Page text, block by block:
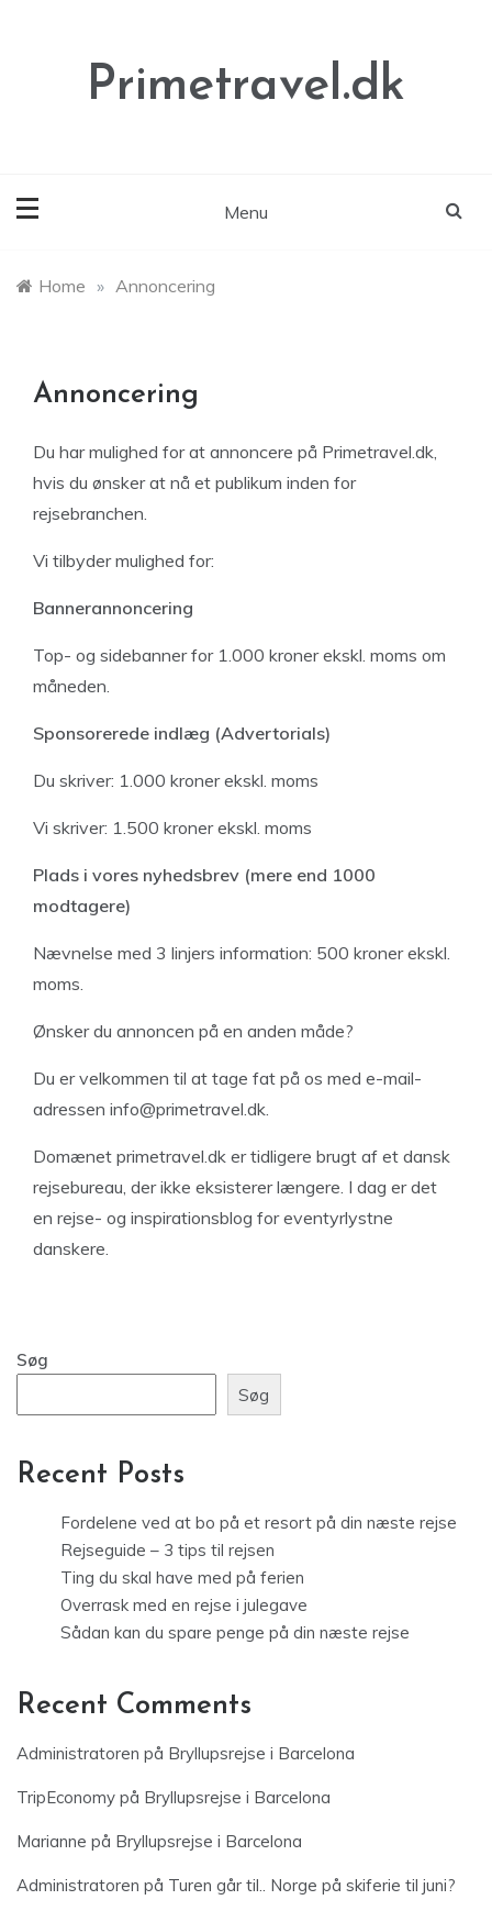
Primetravel.dk
Menu
Home » Annoncering
Annoncering
Du har mulighed for at annoncere på Primetravel.dk,
hvis du ønsker at nå et publikum inden for
rejsebranchen.
Vi tilbyder mulighed for:
Bannerannoncering
Top- og sidebanner for 1.000 kroner ekskl. moms om
måneden.
Sponsorerede indlæg (Advertorials)
Du skriver: 1.000 kroner ekskl. moms
Vi skriver: 1.500 kroner ekskl. moms
Plads i vores nyhedsbrev (mere end 1000
modtagere)
Nævnelse med 3 linjers information: 500 kroner ekskl.
moms.
Ønsker du annoncen på en anden måde?
Du er velkommen til at tage fat på os med e-mail-
adressen info@primetravel.dk.
Domænet primetravel.dk er tidligere brugt af et dansk
rejsebureau, der ikke eksisterer længere. I dag er det
en rejse- og inspirationsblog for eventyrlystne
danskere.
Søg
Søg
Recent Posts
Fordelene ved at bo på et resort på din næste rejse
Rejseguide – 3 tips til rejsen
Ting du skal have med på ferien
Overrask med en rejse i julegave
Sådan kan du spare penge på din næste rejse
Recent Comments
Administratoren på Bryllupsrejse i Barcelona
TripEconomy på Bryllupsrejse i Barcelona
Marianne på Bryllupsrejse i Barcelona
Administratoren på Turen går til.. Norge på skiferie til juni?